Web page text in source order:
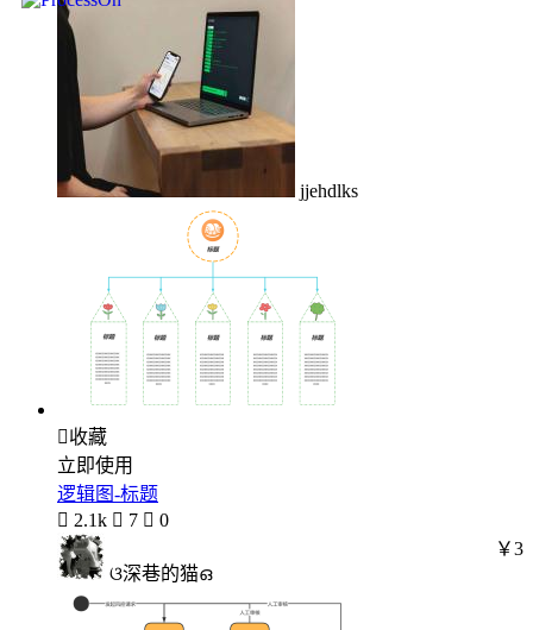
jjehdlks
收藏
立即使用
逻辑图-标题
 2.1k  7  0
ଓ深巷的猫ഒ
￥3